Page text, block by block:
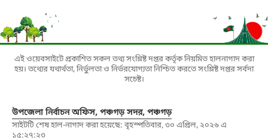
এই ওয়েবসাইটে প্রকাশিত সকল তথ্য সংশ্লিষ্ট দপ্তর কর্তৃক নিয়মিত হালনাগাদ করা
হয়। তথ্যের যথার্থতা, নির্ভুলতা ও নির্ভরযোগ্যতা নিশ্চিত করতে সংশ্লিষ্ট দপ্তর সর্বদা
সচেষ্ট।
উপজেলা নির্বাচন অফিস, পঞ্চগড় সদর, পঞ্চগড়
সাইটটি শেষ হাল-নাগাদ করা হয়েছে: বৃহস্পতিবার, ৩০ এপ্রিল, ২০২৬ এ
১৫:২৭:২৩